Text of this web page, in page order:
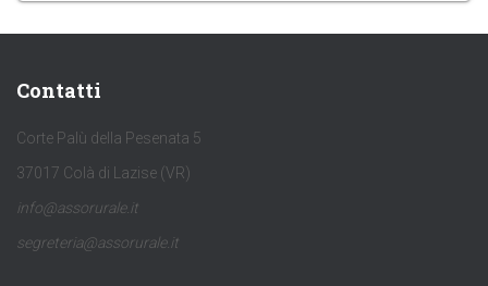
Contatti
Corte Palù della Pesenata 5
37017 Colà di Lazise (VR)
info@assorurale.it
segreteria@assorurale.it